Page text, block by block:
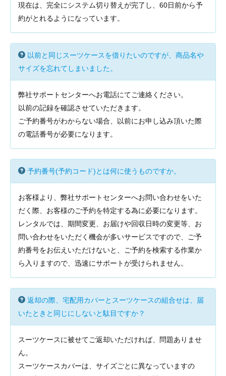
現在は、完全にシステム切り替えが完了し、60日前から予
約がとれるようになっています。
以前と同じスーツケースを借りたいのですが、商品名や
サイズを忘れてしまいました。
弊社サポートセンターへお電話にてご連絡ください。
以前の記録を確認させていただきます。
ご予約番号がわからない場合、以前にお申し込み頂いた際
の電話番号が必要になります。
予約番号(予約コード)とは何に使うものですか。
お客様より、弊社サポートセンターへお問い合わせをいた
だく際、お客様のご予約を特定する為に必要になります。
レンタルでは、期間変更、お届けや回収日時の変更等、お
問い合わせをいただく機会が多いサービスですので、ご予
約番号をお伝えいただけないと、ご予約を検索する作業か
ら入りますので、迅速にサポートが受けられません。
返却の際、宅配用カバーとスーツケースの組合せは、届
いたときと同じにしないと駄目ですか？
スーツケースに被せてご返却いただければ、問題ありませ
ん。
スーツケースカバーは、サイズごとに異なっていますの